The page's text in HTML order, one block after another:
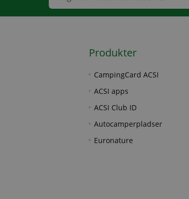
Produkter
CampingCard ACSI
ACSI apps
ACSI Club ID
Autocamperpladser
Euronature